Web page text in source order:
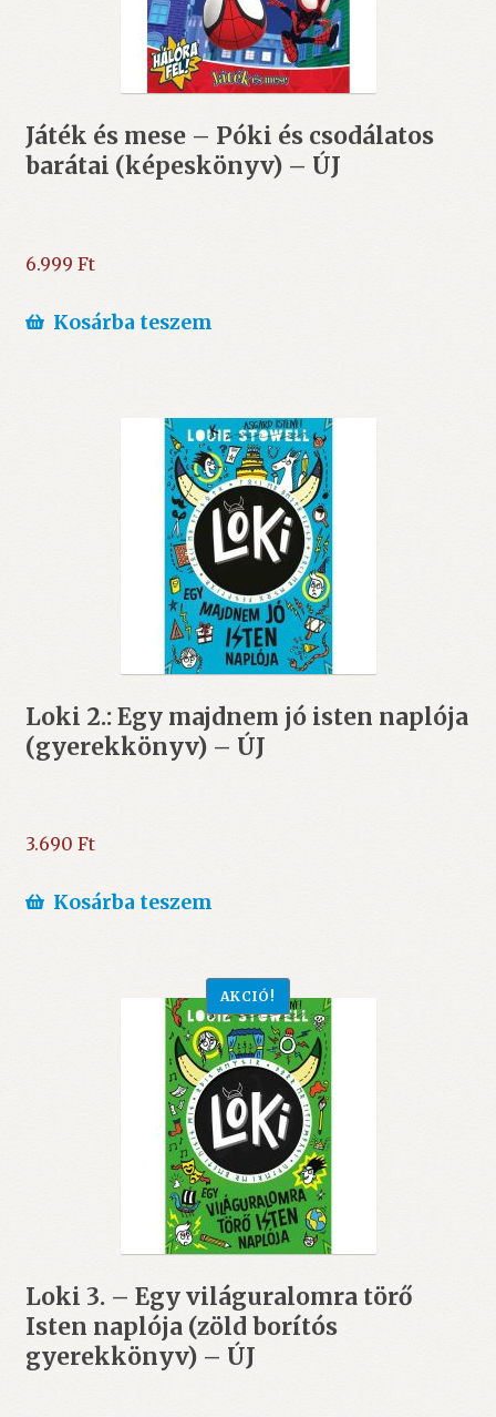
Játék és mese – Póki és csodálatos
barátai (képeskönyv) – ÚJ
6.999 Ft
Kosárba teszem
Loki 2.: Egy majdnem jó isten naplója
(gyerekkönyv) – ÚJ
3.690 Ft
Kosárba teszem
Loki 3. – Egy világuralomra törő
Isten naplója (zöld borítós
gyerekkönyv) – ÚJ
AKCIÓ!